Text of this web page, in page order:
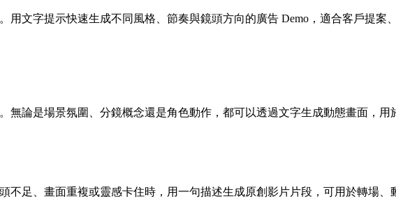
用文字提示快速生成不同風格、節奏與鏡頭方向的廣告 Demo，適合客戶提
無論是場景氛圍、分鏡概念還是角色動作，都可以透過文字生成動態畫面，用
不足、畫面重複或靈感卡住時，用一句描述生成原創影片片段，可用於轉場、